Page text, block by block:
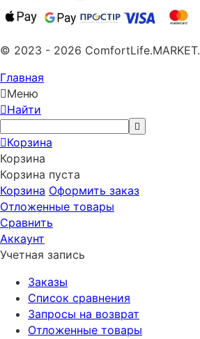
© 2023 - 2026 ComfortLife.MARKET.
Главная
Меню
Найти
Корзина
Корзина
Корзина пуста
Корзина Оформить заказ
Отложенные товары
Сравнить
Аккаунт
Учетная запись
Заказы
Список сравнения
Запросы на возврат
Отложенные товары